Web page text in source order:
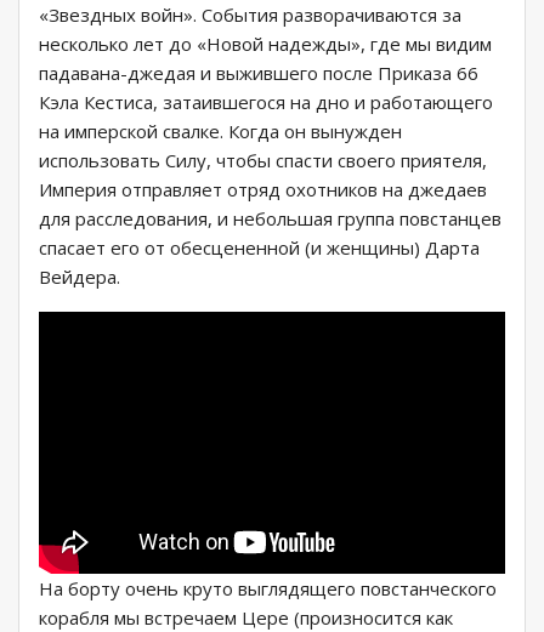
«Звездных войн». События разворачиваются за
несколько лет до «Новой надежды», где мы видим
падавана-джедая и выжившего после Приказа 66
Кэла Кестиса, затаившегося на дно и работающего
на имперской свалке. Когда он вынужден
использовать Силу, чтобы спасти своего приятеля,
Империя отправляет отряд охотников на джедаев
для расследования, и небольшая группа повстанцев
спасает его от обесцененной (и женщины) Дарта
Вейдера.
На борту очень круто выглядящего повстанческого
корабля мы встречаем Цере (произносится как